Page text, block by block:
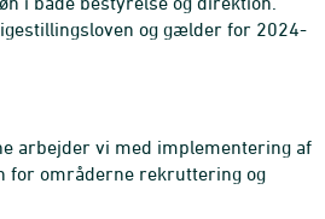
og gælder for 2024-
arbejder vi med implementering af
for områderne rekruttering og